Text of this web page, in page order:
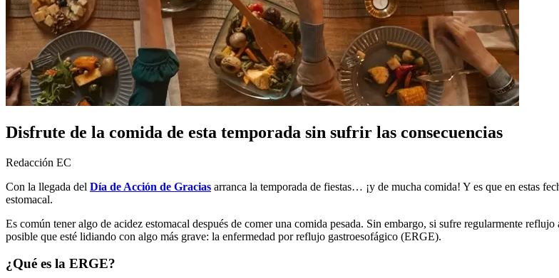
Disfrute de la comida de esta temporada sin sufrir las consecuencias
Redacción EC
Con la llegada del Día de Acción de Gracias arranca la temporada de fiestas… ¡y de mucha comida! Y es que en estas
estomacal.
Es común tener algo de acidez estomacal después de comer una comida pesada. Sin embargo, si sufre regularmente
posible que esté lidiando con algo más grave: la enfermedad por reflujo gastroesofágico (ERGE).
¿Qué es la ERGE?